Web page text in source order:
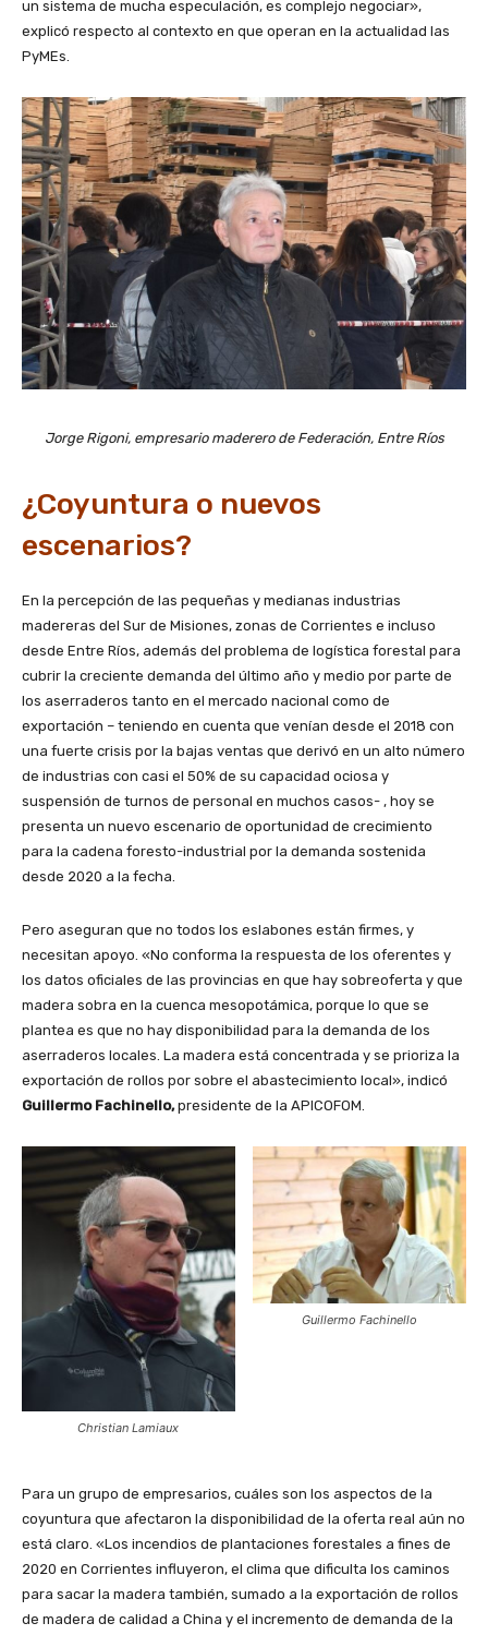
un sistema de mucha especulación, es complejo negociar»,
explicó respecto al contexto en que operan en la actualidad las
PyMEs.
Jorge Rigoni, empresario maderero de Federación, Entre Ríos
¿Coyuntura o nuevos
escenarios?
En la percepción de las pequeñas y medianas industrias
madereras del Sur de Misiones, zonas de Corrientes e incluso
desde Entre Ríos, además del problema de logística forestal para
cubrir la creciente demanda del último año y medio por parte de
los aserraderos tanto en el mercado nacional como de
exportación – teniendo en cuenta que venían desde el 2018 con
una fuerte crisis por la bajas ventas que derivó en un alto número
de industrias con casi el 50% de su capacidad ociosa y
suspensión de turnos de personal en muchos casos- , hoy se
presenta un nuevo escenario de oportunidad de crecimiento
para la cadena foresto-industrial por la demanda sostenida
desde 2020 a la fecha.
Pero aseguran que no todos los eslabones están firmes, y
necesitan apoyo. «No conforma la respuesta de los oferentes y
los datos oficiales de las provincias en que hay sobreoferta y que
madera sobra en la cuenca mesopotámica, porque lo que se
plantea es que no hay disponibilidad para la demanda de los
aserraderos locales. La madera está concentrada y se prioriza la
exportación de rollos por sobre el abastecimiento local», indicó
Guillermo Fachinello,presidente de la APICOFOM.
Christian Lamiaux
Guillermo Fachinello
Para un grupo de empresarios, cuáles son los aspectos de la
coyuntura que afectaron la disponibilidad de la oferta real aún no
está claro. «Los incendios de plantaciones forestales a fines de
2020 en Corrientes influyeron, el clima que dificulta los caminos
para sacar la madera también, sumado a la exportación de rollos
de madera de calidad a China y el incremento de demanda de la